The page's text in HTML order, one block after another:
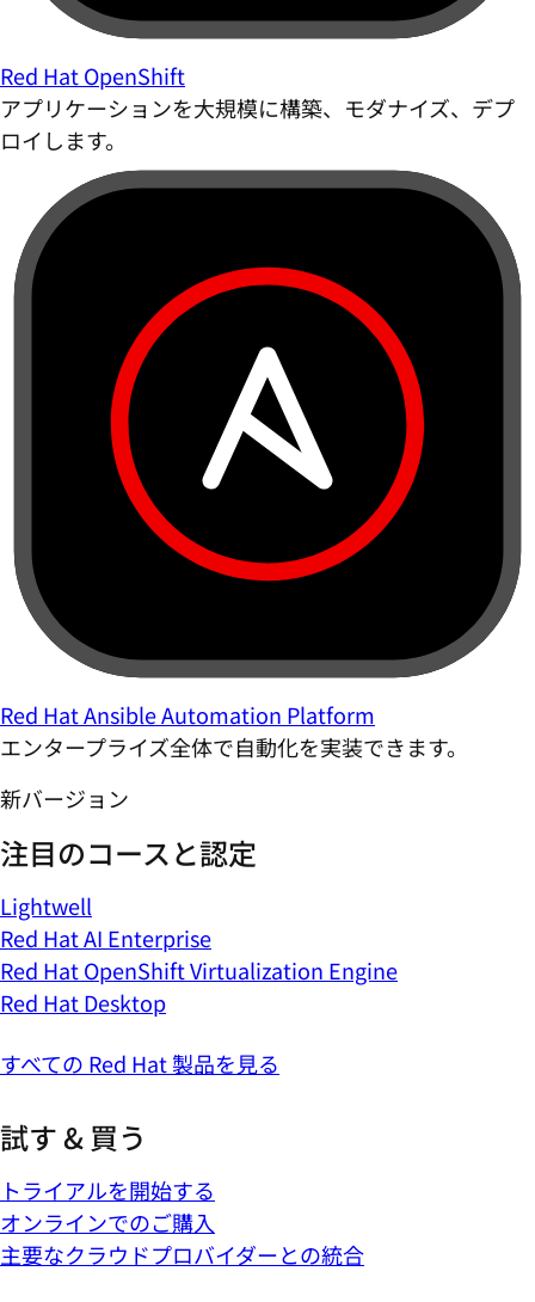
Red Hat OpenShift
アプリケーションを大規模に構築、モダナイズ、デプ
ロイします。
Red Hat Ansible Automation Platform
エンタープライズ全体で自動化を実装できます。
新バージョン
注目のコースと認定
Lightwell
Red Hat AI Enterprise
Red Hat OpenShift Virtualization Engine
Red Hat Desktop
すべての Red Hat 製品を見る
試す & 買う
トライアルを開始する
オンラインでのご購入
主要なクラウドプロバイダーとの統合